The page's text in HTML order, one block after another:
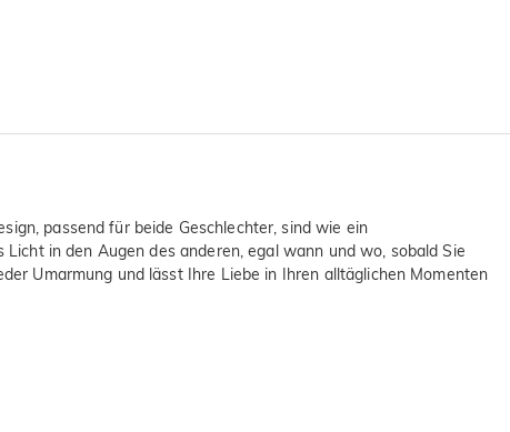
passend für beide Geschlechter, sind wie ein
in den Augen des anderen, egal wann und wo, sobald Sie
Umarmung und lässt Ihre Liebe in Ihren alltäglichen Momenten